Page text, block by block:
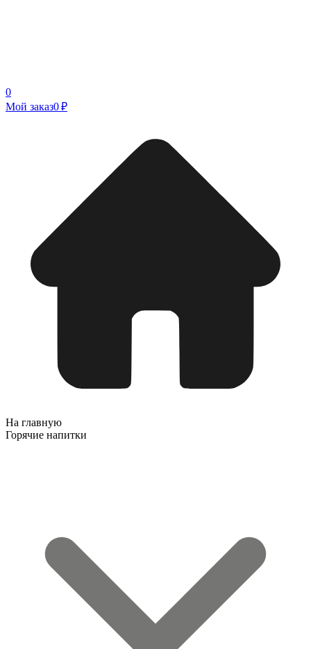
0
Мой заказ0 ₽
На главную
Горячие напитки